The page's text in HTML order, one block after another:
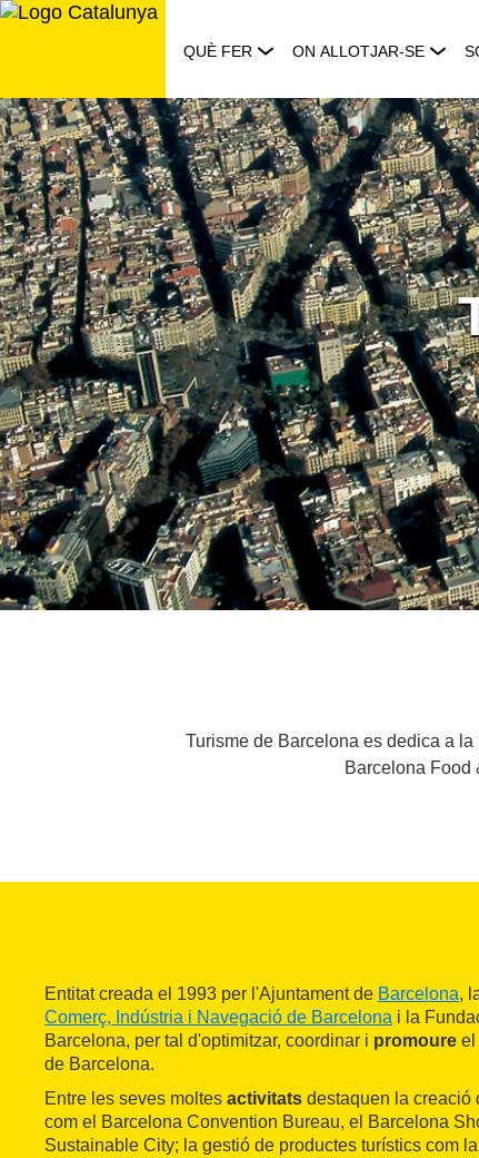
Saltar
QUÈ FER ON ALLOTJAR-SE
Turisme de Barcelona es dedica a
Barcelona Food
Entitat creada el 1993 per l'Ajuntament de Barcelona,
Comerç, Indústria i Navegació de Barcelona i la
Barcelona, per tal d'optimitzar, coordinar i promoure el
de Barcelona.
Entre les seves moltes activitats destaquen la creació
com el Barcelona Convention Bureau, el Barcelona
Sustainable City; la gestió de productes turístics com la